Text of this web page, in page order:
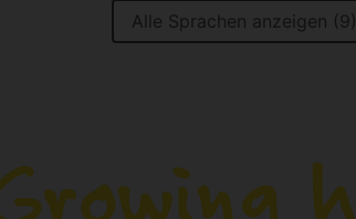
Alle Sprachen anzeigen (9)